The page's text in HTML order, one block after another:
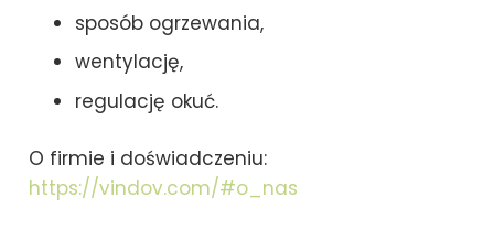
sposób ogrzewania,
wentylację,
regulację okuć.
O firmie i doświadczeniu:
https://vindov.com/#o_nas